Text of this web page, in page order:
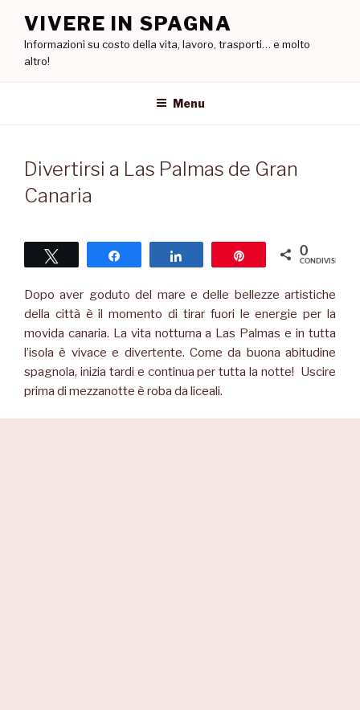
contenuto
VIVERE IN SPAGNA
Informazioni su costo della vita, lavoro, trasporti… e molto
altro!
Menu
Divertirsi a Las Palmas de Gran
Canaria
0
CONDIVISIONI
Dopo aver goduto del mare e delle bellezze artistiche
della città è il momento di tirar fuori le energie per la
movida canaria. La vita notturna a Las Palmas e in tutta
l’isola è vivace e divertente. Come da buona abitudine
spagnola, inizia tardi e continua per tutta la notte! Uscire
prima di mezzanotte è roba da liceali.